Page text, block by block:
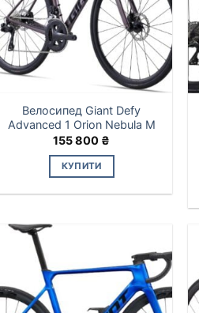
Велосипед Giant Defy
Advanced 1 Orion Nebula M
155 800 ₴
КУПИТИ